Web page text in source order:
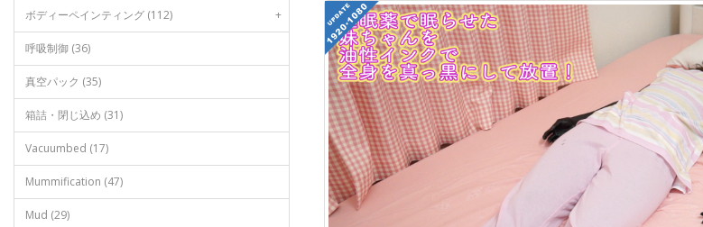
ボディーペインティング (112) +
呼吸制御 (36)
真空パック (35)
箱詰・閉じ込め (31)
Vacuumbed (17)
Mummification (47)
Mud (29)